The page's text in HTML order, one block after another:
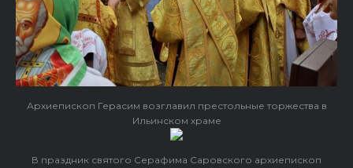
Архиепископ Герасим возглавил престольные торжества в
Ильинском храме
В праздник святого Серафима Саровского архиепископ